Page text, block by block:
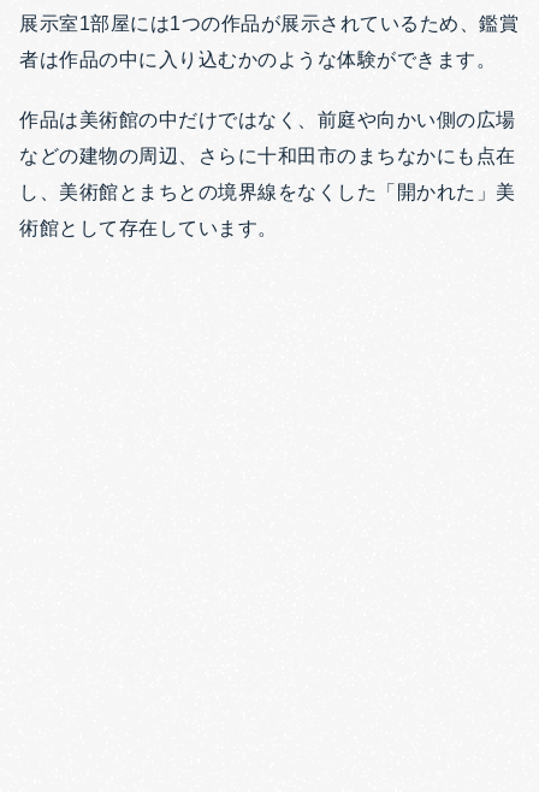
展示室1部屋には1つの作品が展示されているため、鑑賞
者は作品の中に入り込むかのような体験ができます。
作品は美術館の中だけではなく、前庭や向かい側の広場
などの建物の周辺、さらに十和田市のまちなかにも点在
し、美術館とまちとの境界線をなくした「開かれた」美
術館として存在しています。